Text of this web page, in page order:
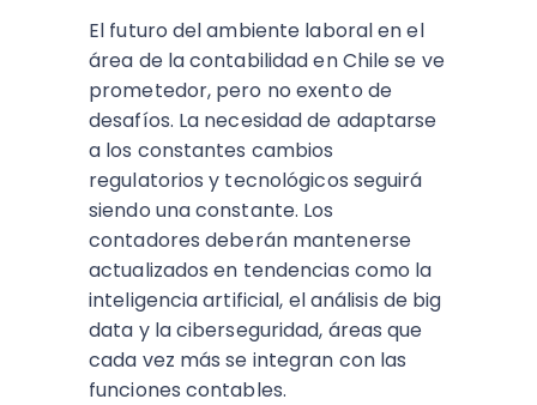
El futuro del ambiente laboral en el
área de la contabilidad en Chile se ve
prometedor, pero no exento de
desafíos. La necesidad de adaptarse
a los constantes cambios
regulatorios y tecnológicos seguirá
siendo una constante. Los
contadores deberán mantenerse
actualizados en tendencias como la
inteligencia artificial, el análisis de big
data y la ciberseguridad, áreas que
cada vez más se integran con las
funciones contables.